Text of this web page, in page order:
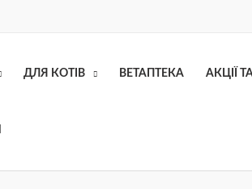
ДЛЯ КОТІВ ВЕТАПТЕКА АКЦІЇ